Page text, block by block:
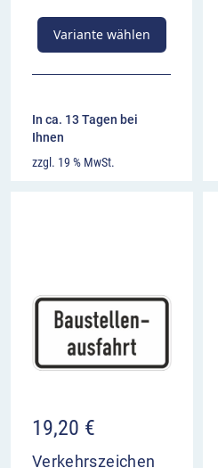
Variante wählen
In ca. 13 Tagen bei
Ihnen
zzgl. 19 % MwSt.
19,20 €
Verkehrszeichen